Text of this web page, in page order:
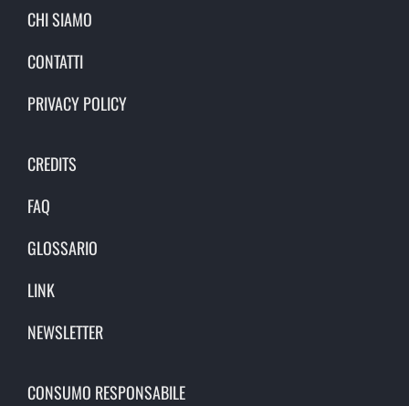
CHI SIAMO
CONTATTI
PRIVACY POLICY
CREDITS
FAQ
GLOSSARIO
LINK
NEWSLETTER
CONSUMO RESPONSABILE